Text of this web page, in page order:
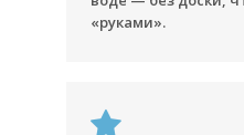
«руками».